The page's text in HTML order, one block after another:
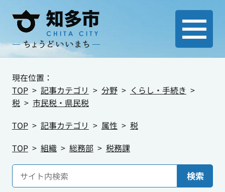
現在位置：
TOP
記事カテゴリ 分野
くらし・手続き
税
市民税・県民税
TOP
記事カテゴリ 属性
税
TOP
組織 総務部 税務課
検索